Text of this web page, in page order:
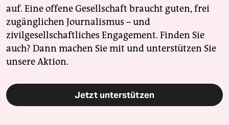
auf. Eine offene Gesellschaft braucht guten, frei
zugänglichen Journalismus – und
zivilgesellschaftliches Engagement. Finden Sie
auch? Dann machen Sie mit und unterstützen Sie
unsere Aktion.
Jetzt unterstützen